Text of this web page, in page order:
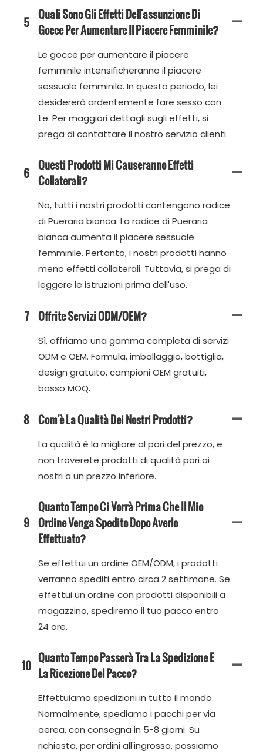
5 Quali Sono Gli Effetti Dell'assunzione Di
Gocce Per Aumentare Il Piacere Femminile?
Le gocce per aumentare il piacere
femminile intensificheranno il piacere
sessuale femminile. In questo periodo, lei
desidererà ardentemente fare sesso con
te. Per maggiori dettagli sugli effetti, si
prega di contattare il nostro servizio clienti.
6 Questi Prodotti Mi Causeranno Effetti
Collaterali?
No, tutti i nostri prodotti contengono radice
di Pueraria bianca. La radice di Pueraria
bianca aumenta il piacere sessuale
femminile. Pertanto, i nostri prodotti hanno
meno effetti collaterali. Tuttavia, si prega di
leggere le istruzioni prima dell'uso.
7 Offrite Servizi ODM/OEM?
Sì, offriamo una gamma completa di servizi
ODM e OEM. Formula, imballaggio, bottiglia,
design gratuito, campioni OEM gratuiti,
basso MOQ.
8 Com'è La Qualità Dei Nostri Prodotti?
La qualità è la migliore al pari del prezzo, e
non troverete prodotti di qualità pari ai
nostri a un prezzo inferiore.
9
Quanto Tempo Ci Vorrà Prima Che Il Mio
Ordine Venga Spedito Dopo Averlo
Effettuato?
Se effettui un ordine OEM/ODM, i prodotti
verranno spediti entro circa 2 settimane. Se
effettui un ordine con prodotti disponibili a
magazzino, spediremo il tuo pacco entro
24 ore.
10 Quanto Tempo Passerà Tra La Spedizione E
La Ricezione Del Pacco?
Effettuiamo spedizioni in tutto il mondo.
Normalmente, spediamo i pacchi per via
aerea, con consegna in 5-8 giorni. Su
richiesta, per ordini all'ingrosso, possiamo